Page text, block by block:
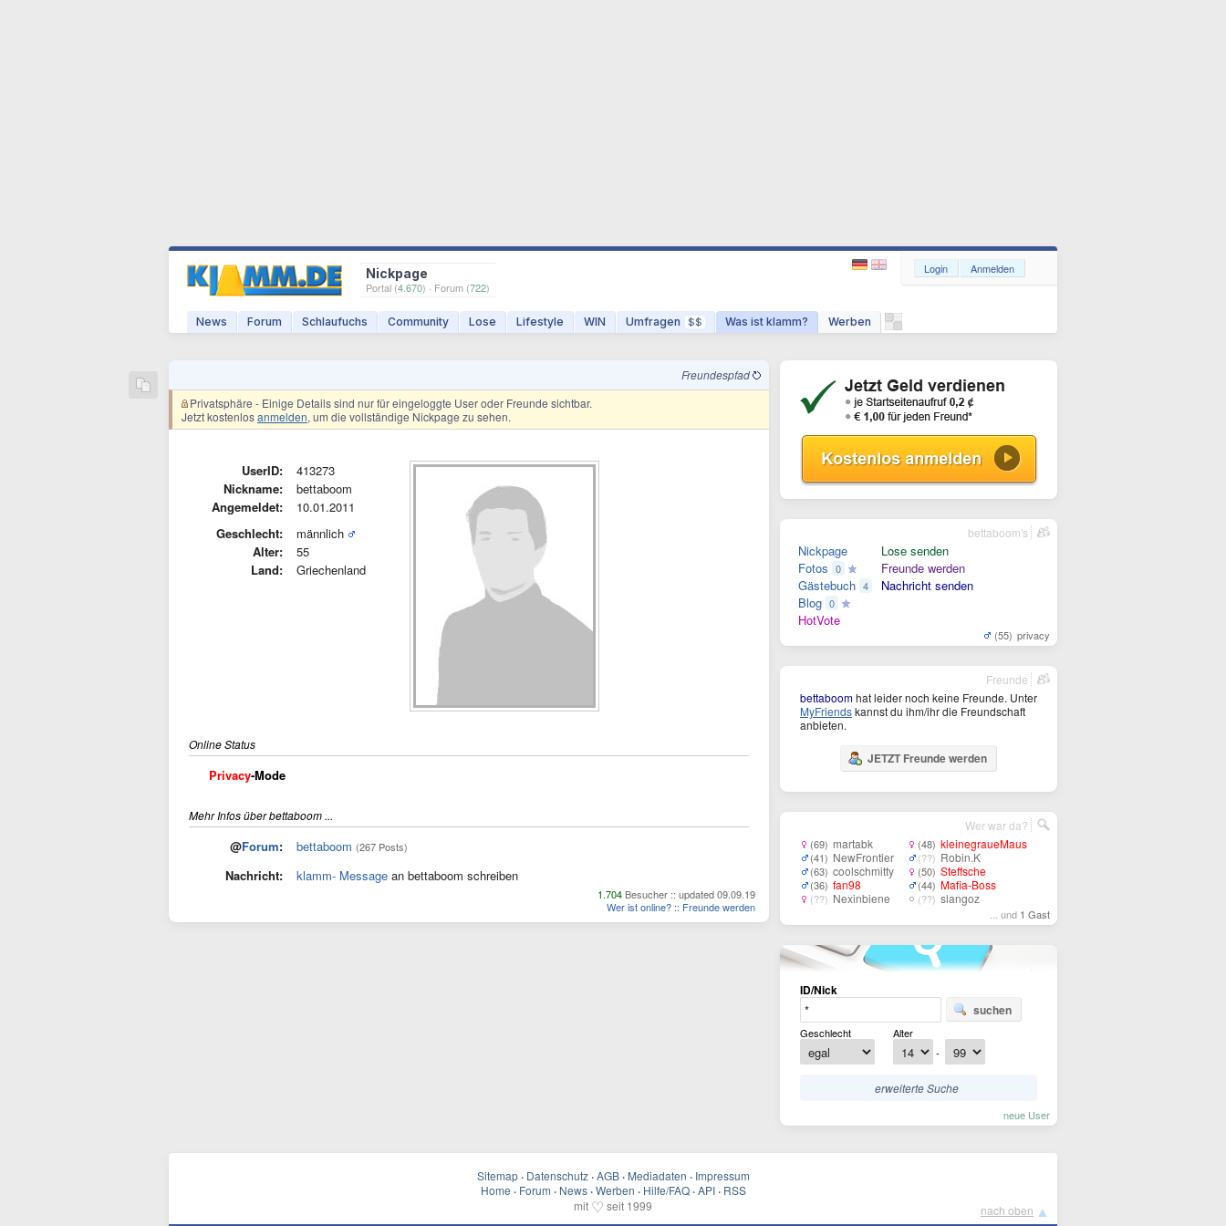
Nickpage
Portal (4.670) · Forum (722)
News Forum Schlaufuchs Community Lose Lifestyle WIN Umfragen $$ Was ist klamm? Werben
Login Anmelden
Freundespfad
Privatsphäre - Einige Details sind nur für eingeloggte User oder Freunde sichtbar.
Jetzt kostenlosanmelden, um die vollständige Nickpage zu sehen.
UserID:
413273
Nickname:
bettaboom
Angemeldet:
10.01.2011
Geschlecht:
männlich
Alter:
55
Land:
Griechenland
Online Status
Privacy-Mode
Mehr Infos über bettaboom ...
@Forum: bettaboom (267 Posts)
Nachricht: klamm- Message an bettaboom schreiben
1.704 Besucher :: updated 09.09.19
Wer ist online? :: Freunde werden
Nickpage
Fotos 0
Gästebuch 4
Blog 0
HotVote
Lose senden
Freunde werden
Nachricht senden
(55) privacy
bettaboom's
bettaboomhat leider noch keine Freunde. Unter
MyFriendskannst du ihm/ihr die Freundschaft
anbieten.
JETZT Freunde werden
Freunde
(69) martabk
(41) NewFrontier
(63) coolschmitty
(36) fan98
(??) Nexinbiene
(48) kleinegraueMaus
(??) Robin.K
(50) Steffsche
(44) Mafia-Boss
(??) slangoz
... und 1 Gast
Wer war da?
ID/Nick
suchen
Geschlecht
Alter
-
erweiterte Suche
neue User
Sitemap · Datenschutz · AGB · Mediadaten · Impressum
Home · Forum · News · Werben · Hilfe/FAQ · API · RSS
mit ♡ seit 1999 nach oben ▲